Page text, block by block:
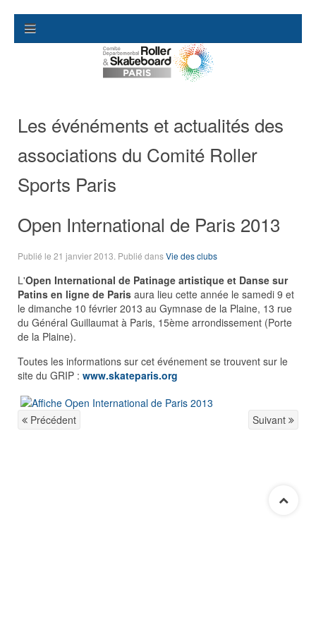
Les événéments et actualités des
associations du Comité Roller
Sports Paris
Open International de Paris 2013
Publié le 21 janvier 2013 . Publié dansVie des clubs
L'Open International de Patinage artistique et Danse sur
Patins en ligne de Paris aura lieu cette année le samedi 9 et
le dimanche 10 février 2013 au Gymnase de la Plaine, 13 rue
du Général Guillaumat à Paris, 15ème arrondissement (Porte
de la Plaine).
Toutes les informations sur cet événement se trouvent sur le
site du GRIP : www.skateparis.org
Précédent Suivant